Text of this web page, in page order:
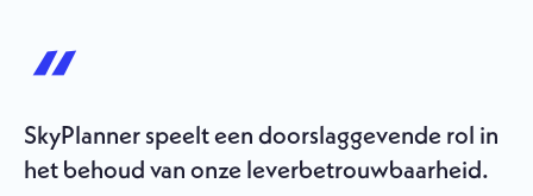
SkyPlanner speelt een doorslaggevende rol in
het behoud van onze leverbetrouwbaarheid.